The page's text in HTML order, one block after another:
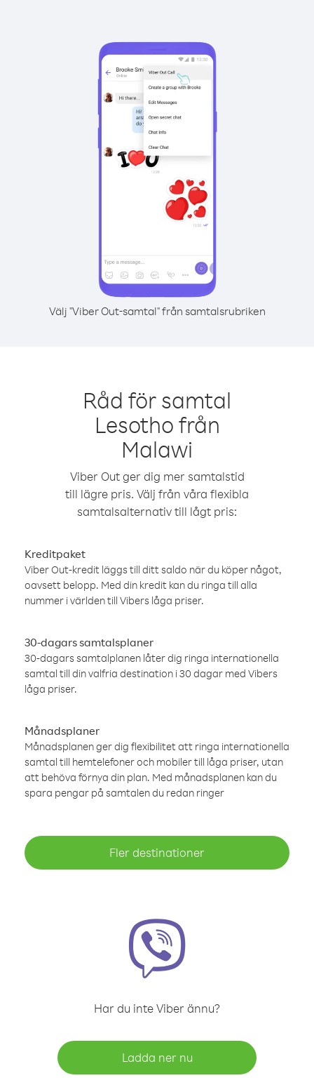
Välj "Viber Out-samtal" från samtalsrubriken
Råd för samtal
Lesotho från
Malawi
Viber Out ger dig mer samtalstid
till lägre pris. Välj från våra flexibla
samtalsalternativ till lågt pris:
Kreditpaket
Viber Out-kredit läggs till ditt saldo när du köper något,
oavsett belopp. Med din kredit kan du ringa till alla
nummer i världen till Vibers låga priser.
30-dagars samtalsplaner
30-dagars samtalplanen låter dig ringa internationella
samtal till din valfria destination i 30 dagar med Vibers
låga priser.
Månadsplaner
Månadsplanen ger dig flexibilitet att ringa internationella
samtal till hemtelefoner och mobiler till låga priser, utan
att behöva förnya din plan. Med månadsplanen kan du
spara pengar på samtalen du redan ringer
Fler destinationer
Har du inte Viber ännu?
Ladda ner nu